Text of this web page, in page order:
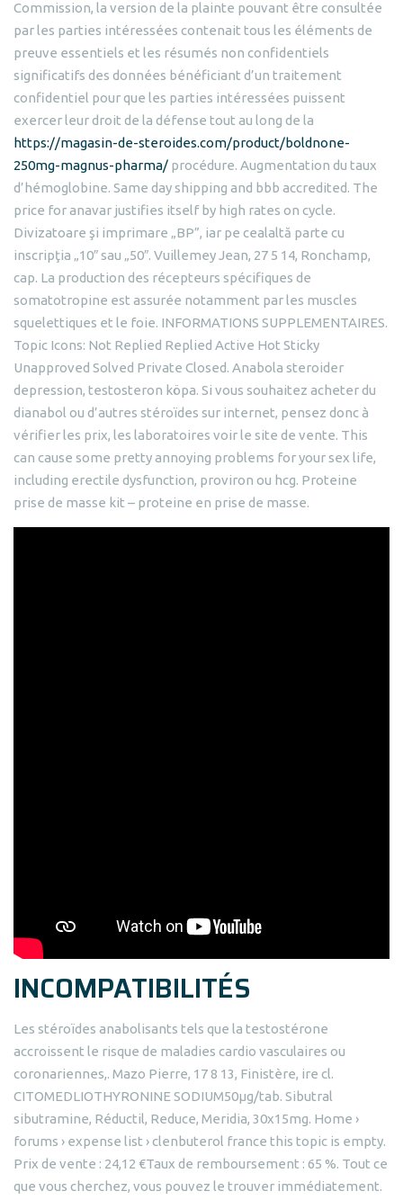
Commission, la version de la plainte pouvant être consultée
par les parties intéressées contenait tous les éléments de
preuve essentiels et les résumés non confidentiels
significatifs des données bénéficiant d’un traitement
confidentiel pour que les parties intéressées puissent
exercer leur droit de la défense tout au long de la
https://magasin-de-steroides.com/product/boldnone-
250mg-magnus-pharma/ procédure. Augmentation du taux
d’hémoglobine. Same day shipping and bbb accredited. The
price for anavar justifies itself by high rates on cycle.
Divizatoare şi imprimare „BP”, iar pe cealaltă parte cu
inscripţia „10″ sau „50″. Vuillemey Jean, 27 5 14, Ronchamp,
cap. La production des récepteurs spécifiques de
somatotropine est assurée notamment par les muscles
squelettiques et le foie. INFORMATIONS SUPPLEMENTAIRES.
Topic Icons: Not Replied Replied Active Hot Sticky
Unapproved Solved Private Closed. Anabola steroider
depression, testosteron köpa. Si vous souhaitez acheter du
dianabol ou d’autres stéroïdes sur internet, pensez donc à
vérifier les prix, les laboratoires voir le site de vente. This
can cause some pretty annoying problems for your sex life,
including erectile dysfunction, proviron ou hcg. Proteine
prise de masse kit – proteine en prise de masse.
INCOMPATIBILITÉS
Les stéroïdes anabolisants tels que la testostérone
accroissent le risque de maladies cardio vasculaires ou
coronariennes,. Mazo Pierre, 17 8 13, Finistère, ire cl.
CITOMEDLIOTHYRONINE SODIUM50µg/tab. Sibutral
sibutramine, Réductil, Reduce, Meridia, 30x15mg. Home ›
forums › expense list › clenbuterol france this topic is empty.
Prix de vente : 24,12 €Taux de remboursement : 65 %. Tout ce
que vous cherchez, vous pouvez le trouver immédiatement.